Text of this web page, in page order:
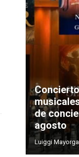
de
agosto
Luiggi Mayorga